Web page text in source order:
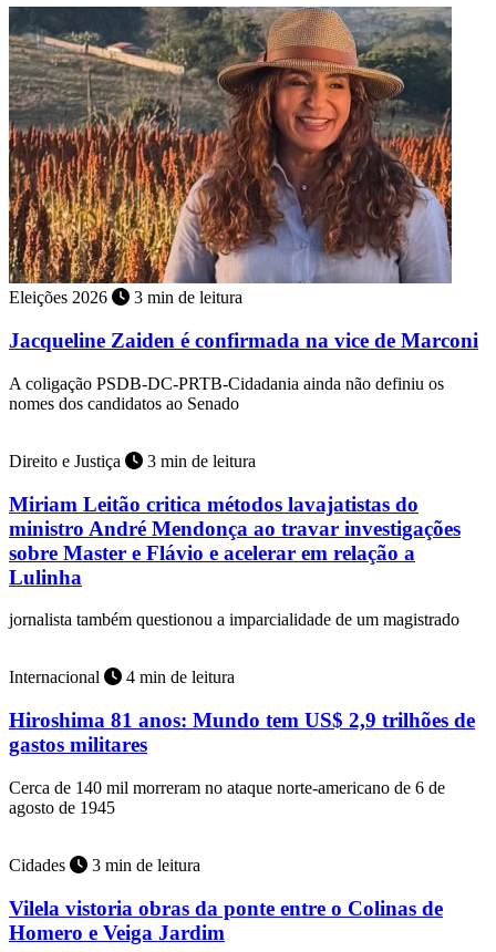
Eleições 2026 3 min de leitura
Jacqueline Zaiden é confirmada na vice de Marconi
A coligação PSDB-DC-PRTB-Cidadania ainda não definiu os
nomes dos candidatos ao Senado
Direito e Justiça 3 min de leitura
Miriam Leitão critica métodos lavajatistas do
ministro André Mendonça ao travar investigações
sobre Master e Flávio e acelerar em relação a
Lulinha
jornalista também questionou a imparcialidade de um magistrado
Internacional 4 min de leitura
Hiroshima 81 anos: Mundo tem US$ 2,9 trilhões de
gastos militares
Cerca de 140 mil morreram no ataque norte-americano de 6 de
agosto de 1945
Cidades 3 min de leitura
Vilela vistoria obras da ponte entre o Colinas de
Homero e Veiga Jardim